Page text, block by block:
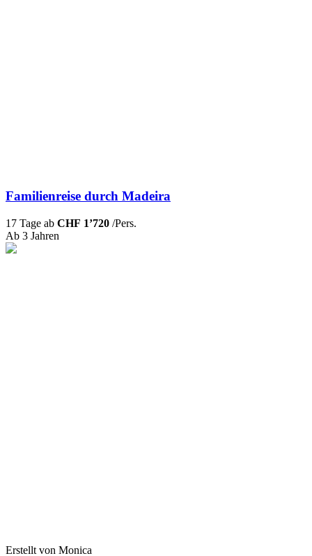
Familienreise durch Madeira
17 Tage ab CHF 1’720 /Pers.
Ab 3 Jahren
Erstellt von Monica